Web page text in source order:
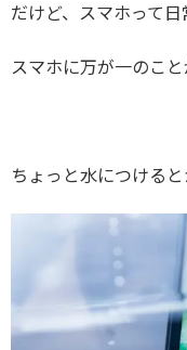
だけど、スマホって
スマホに万が一のこ
ちょっと水につける